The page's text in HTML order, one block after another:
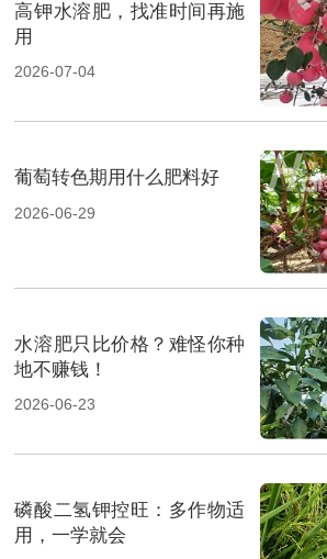
高钾水溶肥，找准时间再施
用
2026-07-04
葡萄转色期用什么肥料好
2026-06-29
水溶肥只比价格？难怪你种
地不赚钱！
2026-06-23
磷酸二氢钾控旺：多作物适
用，一学就会